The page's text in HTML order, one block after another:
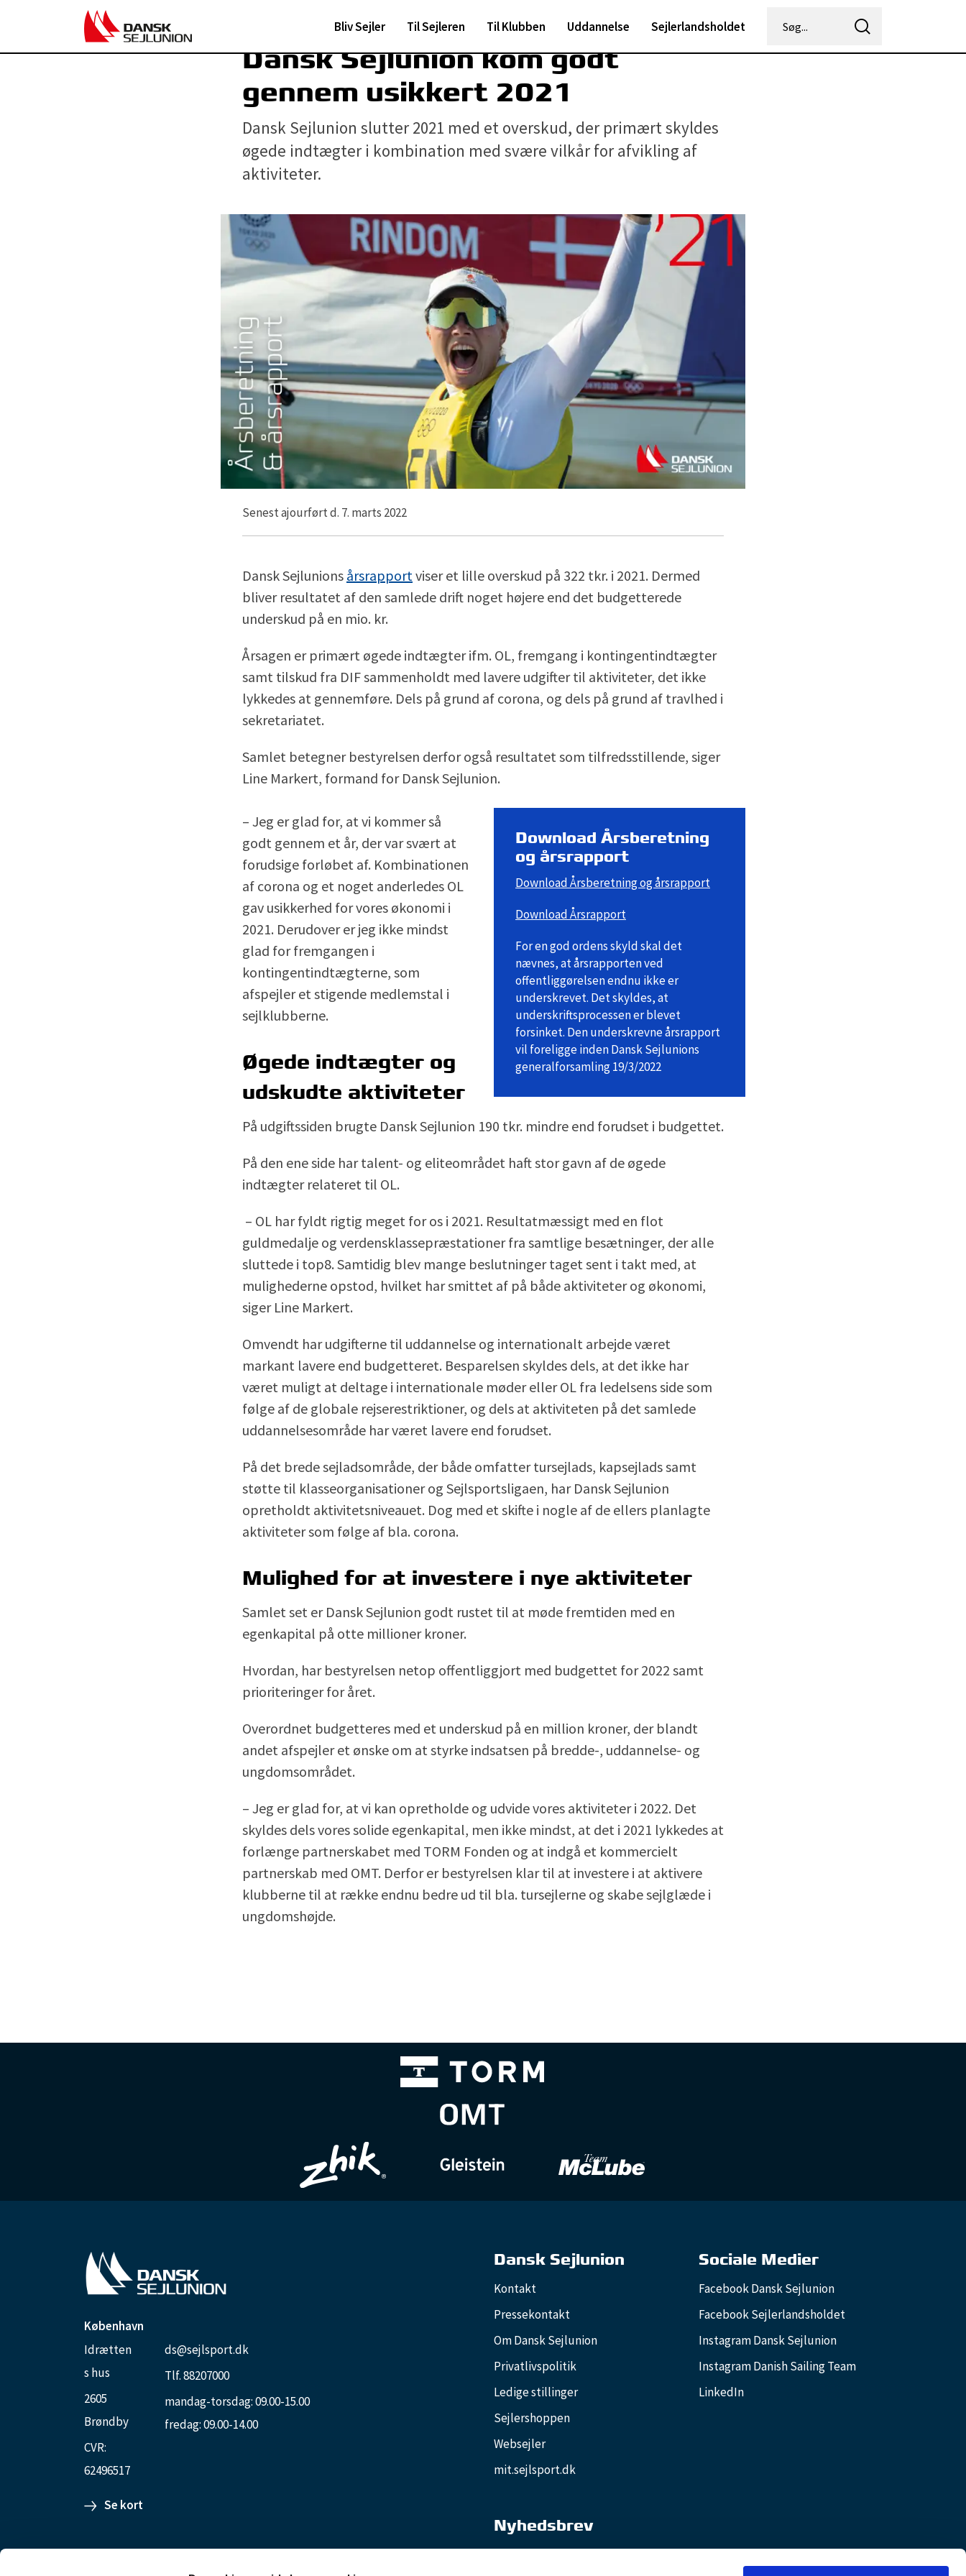
Bliv Sejler Til Sejleren Til Klubben Uddannelse Sejlerlandsholdet
Dansk Sejlunion kom godt
gennem usikkert 2021
Dansk Sejlunion slutter 2021 med et overskud, der primært skyldes
øgede indtægter i kombination med svære vilkår for afvikling af
aktiviteter.
Senest ajourført d. 7. marts 2022
Dansk Sejlunions årsrapportviser et lille overskud på 322 tkr. i 2021. Dermed
bliver resultatet af den samlede drift noget højere end det budgetterede
underskud på en mio. kr.
Årsagen er primært øgede indtægter ifm. OL, fremgang i kontingentindtægter
samt tilskud fra DIF sammenholdt med lavere udgifter til aktiviteter, det ikke
lykkedes at gennemføre. Dels på grund af corona, og dels på grund af travlhed i
sekretariatet.
Samlet betegner bestyrelsen derfor også resultatet som tilfredsstillende, siger
Line Markert, formand for Dansk Sejlunion.
Download Årsberetning
og årsrapport
Download Årsberetning og årsrapport
Download Årsrapport
For en god ordens skyld skal det
nævnes, at årsrapporten ved
offentliggørelsen endnu ikke er
underskrevet. Det skyldes, at
underskriftsprocessen er blevet
forsinket. Den underskrevne årsrapport
vil foreligge inden Dansk Sejlunions
generalforsamling 19/3/2022
– Jeg er glad for, at vi kommer så
godt gennem et år, der var svært at
forudsige forløbet af. Kombinationen
af corona og et noget anderledes OL
gav usikkerhed for vores økonomi i
2021. Derudover er jeg ikke mindst
glad for fremgangen i
kontingentindtægterne, som
afspejler et stigende medlemstal i
sejlklubberne.
Øgede indtægter og
udskudte aktiviteter
På udgiftssiden brugte Dansk Sejlunion 190 tkr. mindre end forudset i budgettet.
På den ene side har talent- og eliteområdet haft stor gavn af de øgede
indtægter relateret til OL.
– OL har fyldt rigtig meget for os i 2021. Resultatmæssigt med en flot
guldmedalje og verdensklassepræstationer fra samtlige besætninger, der alle
sluttede i top8. Samtidig blev mange beslutninger taget sent i takt med, at
mulighederne opstod, hvilket har smittet af på både aktiviteter og økonomi,
siger Line Markert.
Omvendt har udgifterne til uddannelse og internationalt arbejde været
markant lavere end budgetteret. Besparelsen skyldes dels, at det ikke har
været muligt at deltage i internationale møder eller OL fra ledelsens side som
følge af de globale rejserestriktioner, og dels at aktiviteten på det samlede
uddannelsesområde har været lavere end forudset.
På det brede sejladsområde, der både omfatter tursejlads, kapsejlads samt
støtte til klasseorganisationer og Sejlsportsligaen, har Dansk Sejlunion
opretholdt aktivitetsniveauet. Dog med et skifte i nogle af de ellers planlagte
aktiviteter som følge af bla. corona.
Mulighed for at investere i nye aktiviteter
Samlet set er Dansk Sejlunion godt rustet til at møde fremtiden med en
egenkapital på otte millioner kroner.
Hvordan, har bestyrelsen netop offentliggjort med budgettet for 2022 samt
prioriteringer for året.
Overordnet budgetteres med et underskud på en million kroner, der blandt
andet afspejler et ønske om at styrke indsatsen på bredde-, uddannelse- og
ungdomsområdet.
– Jeg er glad for, at vi kan opretholde og udvide vores aktiviteter i 2022. Det
skyldes dels vores solide egenkapital, men ikke mindst, at det i 2021 lykkedes at
forlænge partnerskabet med TORM Fonden og at indgå et kommercielt
partnerskab med OMT. Derfor er bestyrelsen klar til at investere i at aktivere
klubberne til at række endnu bedre ud til bla. tursejlerne og skabe sejlglæde i
ungdomshøjde.
København
Idrætten
s hus
2605
Brøndby
CVR:
62496517
ds@sejlsport.dk
Tlf. 88207000
mandag-torsdag: 09.00-15.00
fredag: 09.00-14.00
Se kort
Dansk Sejlunion
Kontakt
Pressekontakt
Om Dansk Sejlunion
Privatlivspolitik
Ledige stillinger
Sejlershoppen
Websejler
mit.sejlsport.dk
Sociale Medier
Facebook Dansk Sejlunion
Facebook Sejlerlandsholdet
Instagram Dansk Sejlunion
Instagram Danish Sailing Team
LinkedIn
Nyhedsbrev